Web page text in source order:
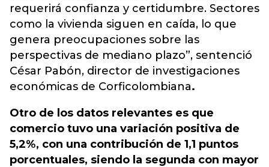
requerirá confianza y certidumbre. Sectores
como la vivienda siguen en caída, lo que
genera preocupaciones sobre las
perspectivas de mediano plazo”, sentenció
César Pabón, director de investigaciones
económicas de Corficolombiana.
Otro de los datos relevantes es que
comercio tuvo una variación positiva de
5,2%, con una contribución de 1,1 puntos
porcentuales, siendo la segunda con mayor